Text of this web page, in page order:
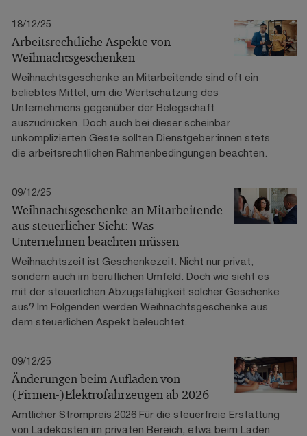
18/12/25
Arbeitsrechtliche Aspekte von
Weihnachtsgeschenken
Weihnachtsgeschenke an Mitarbeitende sind oft ein
beliebtes Mittel, um die Wertschätzung des
Unternehmens gegenüber der Belegschaft
auszudrücken. Doch auch bei dieser scheinbar
unkomplizierten Geste sollten Dienstgeber:innen stets
die arbeitsrechtlichen Rahmenbedingungen beachten.
09/12/25
Weihnachtsgeschenke an Mitarbeitende
aus steuerlicher Sicht: Was
Unternehmen beachten müssen
Weihnachtszeit ist Geschenkezeit. Nicht nur privat,
sondern auch im beruflichen Umfeld. Doch wie sieht es
mit der steuerlichen Abzugsfähigkeit solcher Geschenke
aus? Im Folgenden werden Weihnachtsgeschenke aus
dem steuerlichen Aspekt beleuchtet.
09/12/25
Änderungen beim Aufladen von
(Firmen-)Elektrofahrzeugen ab 2026
Amtlicher Strompreis 2026 Für die steuerfreie Erstattung
von Ladekosten im privaten Bereich, etwa beim Laden